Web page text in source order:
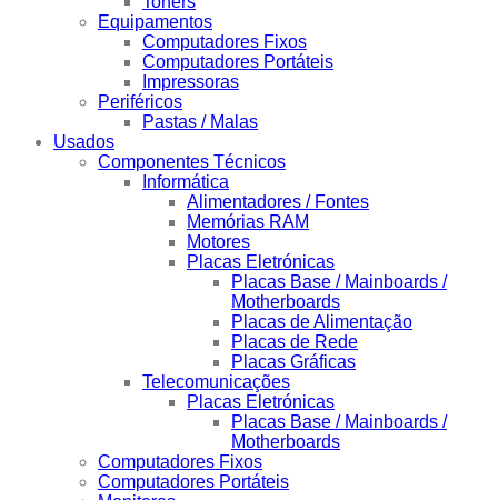
Equipamentos
Computadores Fixos
Computadores Portáteis
Impressoras
Periféricos
Pastas / Malas
Usados
Componentes Técnicos
Informática
Alimentadores / Fontes
Memórias RAM
Motores
Placas Eletrónicas
Placas Base / Mainboards /
Motherboards
Placas de Alimentação
Placas de Rede
Placas Gráficas
Telecomunicações
Placas Eletrónicas
Placas Base / Mainboards /
Motherboards
Computadores Fixos
Computadores Portáteis